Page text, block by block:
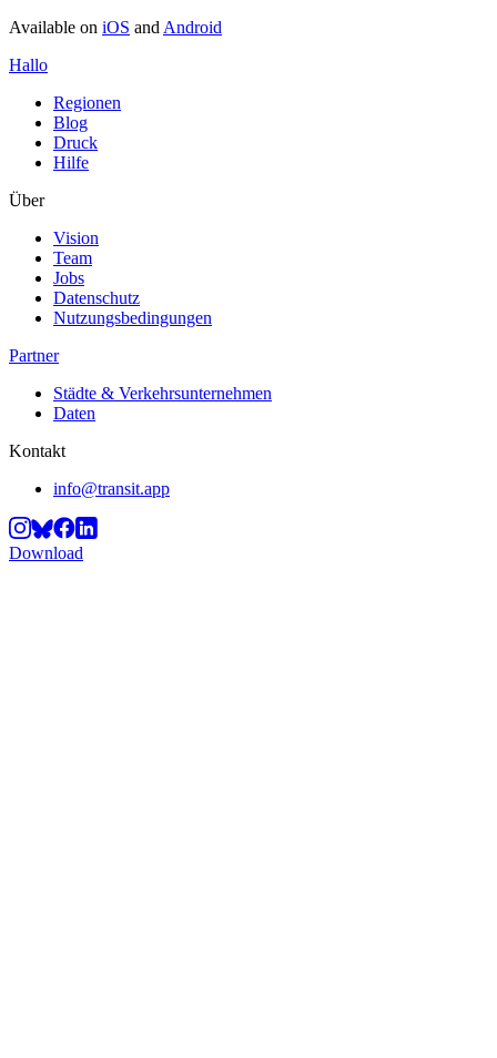
Available on iOS and Android
Hallo
Regionen
Blog
Druck
Hilfe
Über
Vision
Team
Jobs
Datenschutz
Nutzungsbedingungen
Partner
Städte & Verkehrsunternehmen
Daten
Kontakt
info@transit.app
Download